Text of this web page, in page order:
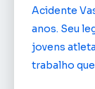
Acidente
anos. Seu
jovens
trabalho